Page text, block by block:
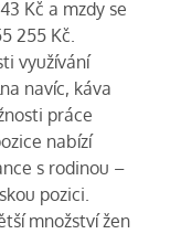
Kč a mzdy se
255 Kč.
využívání
navíc, káva
práce
nabízí
s rodinou –
pozici.
množství žen